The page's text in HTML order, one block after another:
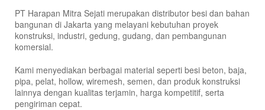
PT Harapan Mitra Sejati merupakan distributor besi dan bahan
bangunan di Jakarta yang melayani kebutuhan proyek
konstruksi, industri, gedung, gudang, dan pembangunan
komersial.
Kami menyediakan berbagai material seperti besi beton, baja,
pipa, pelat, hollow, wiremesh, semen, dan produk konstruksi
lainnya dengan kualitas terjamin, harga kompetitif, serta
pengiriman cepat.